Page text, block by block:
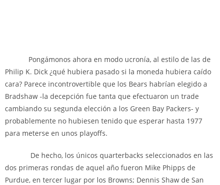
Pongámonos ahora en modo ucronía, al estilo de las de
Philip K. Dick ¿qué hubiera pasado si la moneda hubiera caído
cara? Parece incontrovertible que los Bears habrían elegido a
Bradshaw -la decepción fue tanta que efectuaron un trade
cambiando su segunda elección a los Green Bay Packers- y
probablemente no hubiesen tenido que esperar hasta 1977
para meterse en unos playoffs.
De hecho, los únicos quarterbacks seleccionados en las
dos primeras rondas de aquel año fueron Mike Phipps de
Purdue, en tercer lugar por los Browns; Dennis Shaw de San